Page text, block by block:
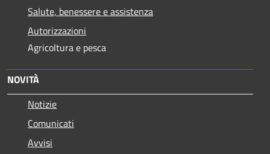
Salute, benessere e assistenza
Autorizzazioni
Agricoltura e pesca
NOVITÀ
Notizie
Comunicati
Avvisi